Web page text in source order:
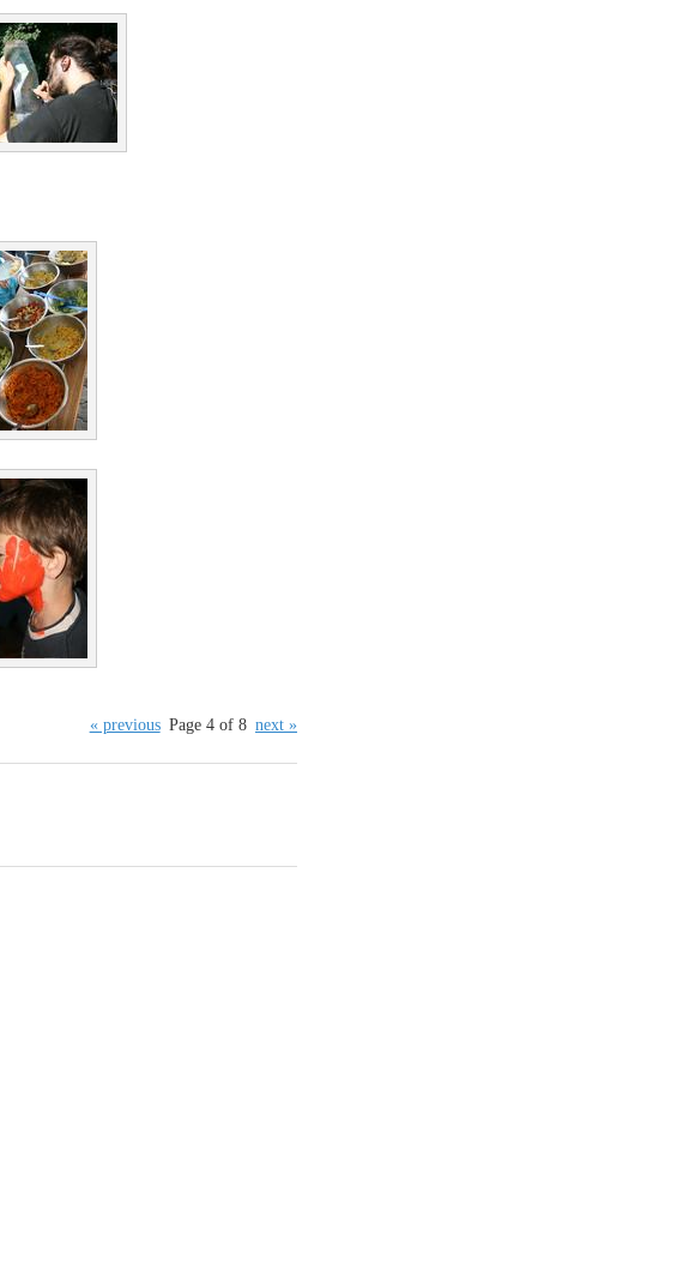
« previous Page 4 of 8 next »